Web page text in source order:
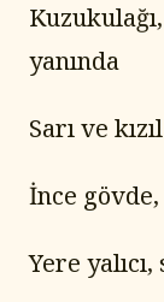
yanında
Sarı ve
İnce
Yere